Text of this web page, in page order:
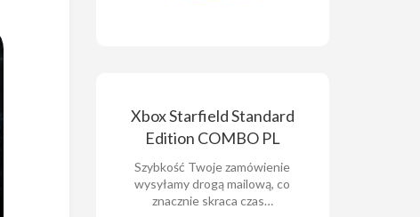
Xbox Starfield Standard
Edition COMBO PL
Szybkość Twoje zamówienie
wysyłamy drogą mailową, co
znacznie skraca czas…